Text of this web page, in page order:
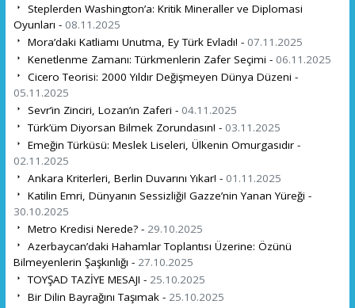
Steplerden Washington’a: Kritik Mineraller ve Diplomasi
Oyunları - 08.11.2025
Mora’daki Katliamı Unutma, Ey Türk Evladı! - 07.11.2025
Kenetlenme Zamanı: Türkmenlerin Zafer Seçimi - 06.11.2025
Cicero Teorisi: 2000 Yıldır Değişmeyen Dünya Düzeni -
05.11.2025
Sevr’in Zinciri, Lozan’ın Zaferi - 04.11.2025
Türk’üm Diyorsan Bilmek Zorundasın! - 03.11.2025
Emeğin Türküsü: Meslek Liseleri, Ülkenin Omurgasıdır -
02.11.2025
Ankara Kriterleri, Berlin Duvarını Yıkar! - 01.11.2025
Katilin Emri, Dünyanın Sessizliği! Gazze’nin Yanan Yüreği -
30.10.2025
Metro Kredisi Nerede? - 29.10.2025
Azerbaycan’daki Hahamlar Toplantısı Üzerine: Özünü
Bilmeyenlerin Şaşkınlığı - 27.10.2025
TOYŞAD TAZİYE MESAJI - 25.10.2025
Bir Dilin Bayrağını Taşımak - 25.10.2025